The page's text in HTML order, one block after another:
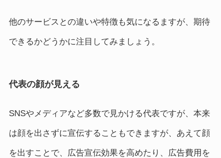
他のサービスとの違いや特徴も気になるますが、期待
できるかどうかに注目してみましょう。
代表の顔が見える
SNSやメディアなど多数で見かける代表ですが、本来
は顔を出さずに宣伝することもできますが、あえて顔
を出すことで、広告宣伝効果を高めたり、広告費用を